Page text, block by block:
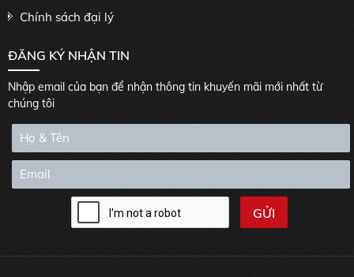
Chính sách đại lý
ĐĂNG KÝ NHẬN TIN
Nhập email của bạn để nhận thông tin khuyến mãi mới nhất từ
chúng tôi